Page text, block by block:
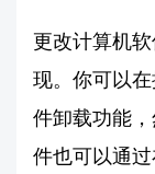
更改计算机
现。你可以
件卸载功能
件也可以通